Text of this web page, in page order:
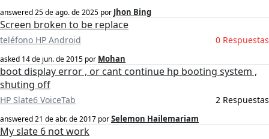
answered25 de ago. de 2025 por Jhon Bing
Screen broken to be replace
teléfono HP Android 0 Respuestas
asked 14 de jun. de 2015 por Mohan
boot display error , or cant continue hp booting system ,
shuting off
HP Slate6 VoiceTab 2 Respuestas
answered21 de abr. de 2017 porSelemon Hailemariam
My slate 6 not work